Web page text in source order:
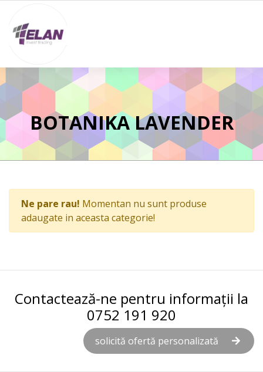
BOTANIKA LAVENDER
Ne pare rau! Momentan nu sunt produse
adaugate in aceasta categorie!
Contactează-ne pentru informații la
0752 191 920
solicită ofertă personalizată